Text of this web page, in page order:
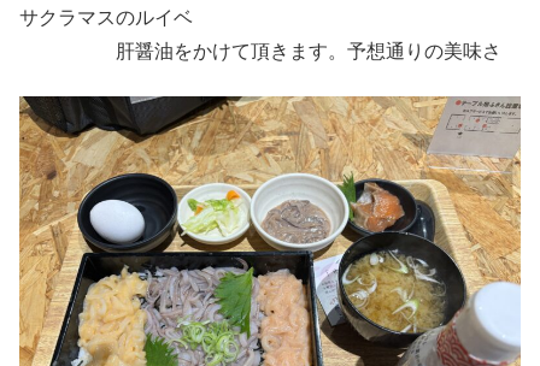
サクラマスのルイベ
肝醤油をかけて頂きます。予想通りの美味さ